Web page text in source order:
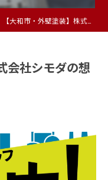
【大和市・外壁塗装】株式会社シモダの想い
会社シモダの想